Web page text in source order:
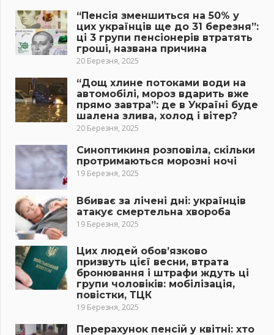
“Пенсія зменшиться на 50% у
цих українців ще до 31 березня”:
ці 3 групи пенсіонерів втратять
гроші, названа причина
20 Березня, 2025
“Дощ хлине потоками води на
автомобілі, мороз вдарить вже
прямо завтра”: де в Україні буде
шалена злива, холод і вітер?
20 Березня, 2025
Синоптикиня розповіла, скільки
протримаються морозні ночі
19 Березня, 2025
Вбиває за лічені дні: українців
атакує смертельна хвороба
19 Березня, 2025
Цих людей обов’язково
призвуть цієї весни, втрата
бронювання і штрафи ждуть ці
групи чоловіків: мобілізація,
повістки, ТЦК
19 Березня, 2025
Перерахунок пенсій у квітні: хто